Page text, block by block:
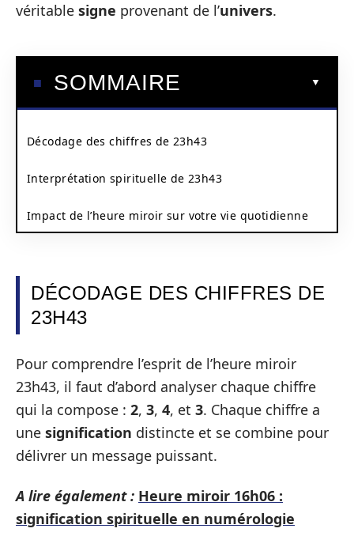
véritable signe provenant de l’univers.
SOMMAIRE
Décodage des chiffres de 23h43
Interprétation spirituelle de 23h43
Impact de l’heure miroir sur votre vie quotidienne
DÉCODAGE DES CHIFFRES DE
23H43
Pour comprendre l’esprit de l’heure miroir
23h43, il faut d’abord analyser chaque chiffre
qui la compose : 2, 3, 4, et 3. Chaque chiffre a
une signification distincte et se combine pour
délivrer un message puissant.
A lire également : Heure miroir 16h06 :
signification spirituelle en numérologie